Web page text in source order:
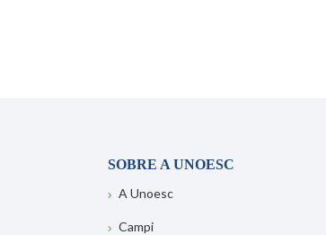
SOBRE A UNOESC
A Unoesc
Campi